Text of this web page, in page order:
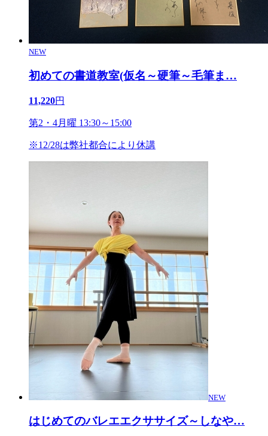
NEW
初めての書道教室(仮名～硬筆～毛筆ま …
11,220円
第2・4月曜 13:30～15:00
※12/28は弊社都合により休講
NEW
はじめてのバレエエクササイズ～しなや…